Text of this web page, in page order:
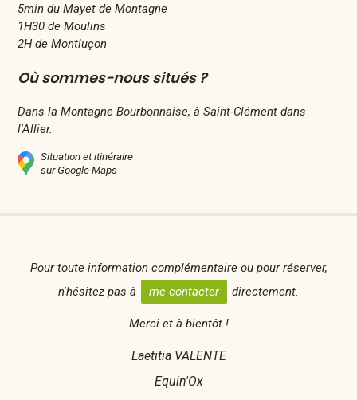
5min du Mayet de Montagne
1H30 de Moulins
2H de Montluçon
Où sommes-nous situés ?
Dans la Montagne Bourbonnaise, à Saint-Clément dans
l'Allier.
Situation et itinéraire
sur Google Maps
Pour toute information complémentaire ou pour réserver,
n'hésitez pas à
me contacter directement.
Merci et à bientôt !
Laetitia VALENTE
Equin'Ox